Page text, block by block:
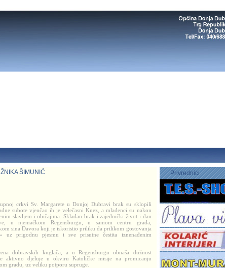
ŠIMUNIĆ
crkvi Sv. Margarete u Donjoj Dubravi brak su sklopili
subote vjenčao ih je velečasni Knez, a mladenci su nakon
slavljem i običajima. Skladan brak i zajednički život i dan
u njemačkom Regensburgu, u samom centru grada,
sina Davora koji je iskoristio priliku da prilikom gostovanja
uz prigodnu pjesmu i sve prisutne čestita iznenađenim
dobravskih kuglača, a u Regensburgu obnaša dužnost
aktivno djeluje u okviru Katoličke misije na promicanju
gradu, uz veliku potporu supruge.
Privrednici